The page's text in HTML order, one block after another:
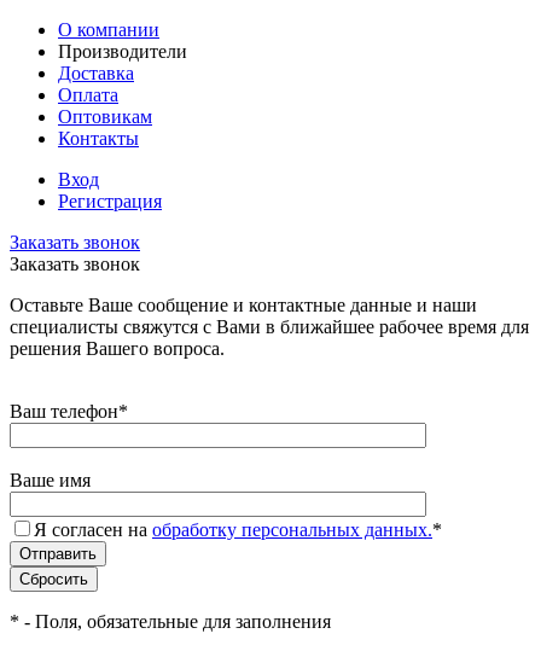
О компании
Производители
Доставка
Оплата
Оптовикам
Контакты
Вход
Регистрация
Заказать звонок
Заказать звонок
Оставьте Ваше сообщение и контактные данные и наши
специалисты свяжутся с Вами в ближайшее рабочее время для
решения Вашего вопроса.
Ваш телефон*
Ваше имя
Я согласен на обработку персональных данных.*
* - Поля, обязательные для заполнения